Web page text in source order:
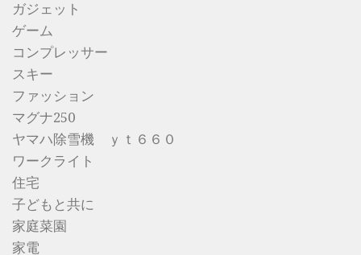
ガジェット
ゲーム
コンプレッサー
スキー
ファッション
マグナ250
ヤマハ除雪機 ｙｔ６６０
ワークライト
住宅
子どもと共に
家庭菜園
家電